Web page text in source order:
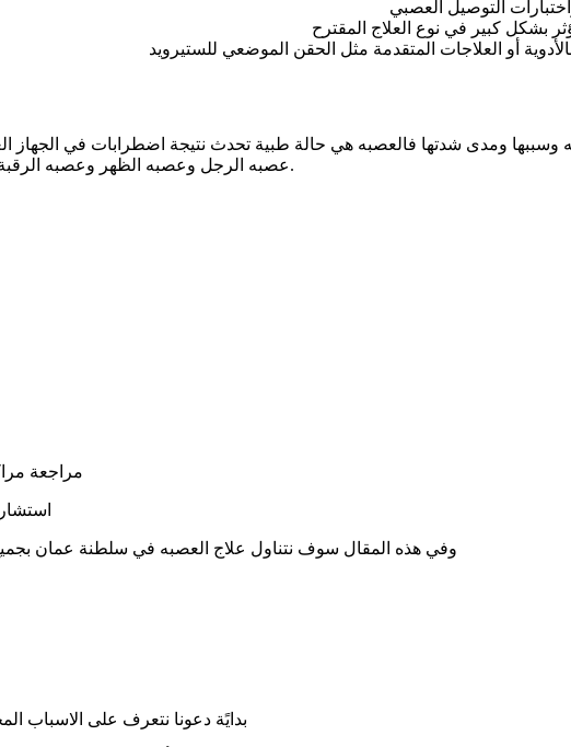
بشكل كبير في نوع العلاج المقترح
أو العلاجات المتقدمة مثل الحقن الموضعي للستيرويد
وسببها ومدى شدتها فالعصبه هي حالة طبية تحدث نتيجة اضطرابات في
عصبه الرجل وعصبه الظهر وعصبه الرقبة وعصبه الكتف ويختلف علاج كل من هذه الأنواع عن الآخر.
7. مراجعة
8.
وفي هذه المقال سوف نتناول علاج العصبه في سلطنة عمان
بدايًة دعونا نتعرف على الاسباب